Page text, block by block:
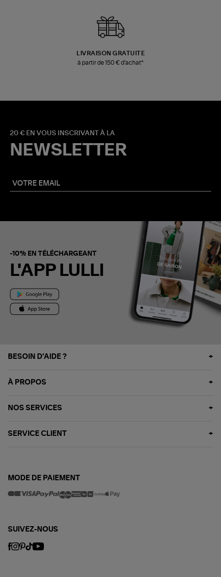
LIVRAISON GRATUITE
à partir de 150 € d'achat*
20 € EN VOUS INSCRIVANT À LA
NEWSLETTER
-10% EN TÉLÉCHARGEANT
L'APP LULLI
BESOIN D'AIDE ?
À PROPOS
NOS SERVICES
SERVICE CLIENT
MODE DE PAIEMENT
SUIVEZ-NOUS